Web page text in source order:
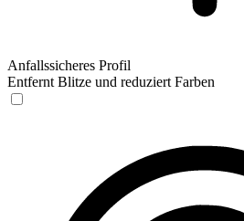
Anfallssicheres Profil
Entfernt Blitze und reduziert Farben